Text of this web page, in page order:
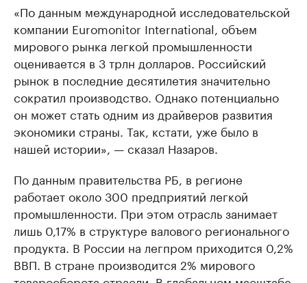
«По данным международной исследовательской
компании Euromonitor International, объем
мирового рынка легкой промышленности
оценивается в 3 трлн долларов. Российский
рынок в последние десятилетия значительно
сократил производство. Однако потенциально
он может стать одним из драйверов развития
экономики страны. Так, кстати, уже было в
нашей истории», — сказал Назаров.
По данным правительства РБ, в регионе
работает около 300 предприятий легкой
промышленности. При этом отрасль занимает
лишь 0,17% в структуре валового регионального
продукта. В России на легпром приходится 0,2%
ВВП. В стране производится 2% мирового